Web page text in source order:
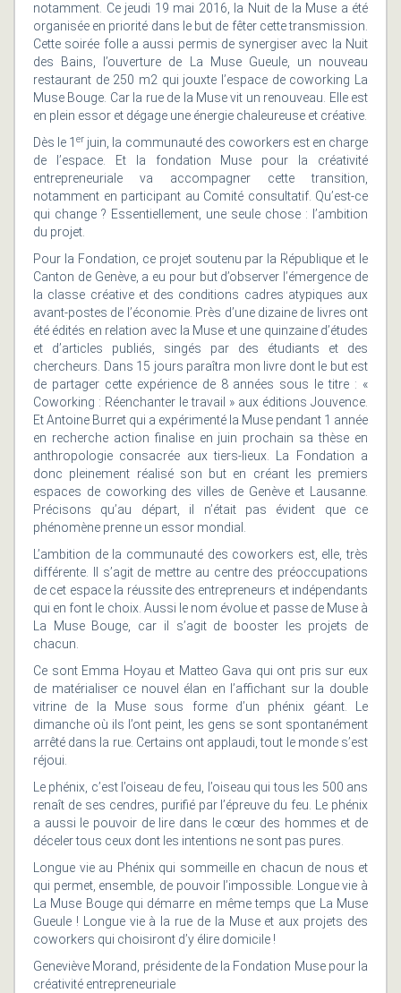
notamment. Ce jeudi 19 mai 2016, la Nuit de la Muse a été
organisée en priorité dans le but de fêter cette transmission.
Cette soirée folle a aussi permis de synergiser avec la Nuit
des Bains, l’ouverture de La Muse Gueule, un nouveau
restaurant de 250 m2 qui jouxte l’espace de coworking La
Muse Bouge. Car la rue de la Muse vit un renouveau. Elle est
en plein essor et dégage une énergie chaleureuse et créative.
Dès le 1er juin, la communauté des coworkers est en charge
de l’espace. Et la fondation Muse pour la créativité
entrepreneuriale va accompagner cette transition,
notamment en participant au Comité consultatif. Qu’est-ce
qui change ? Essentiellement, une seule chose : l’ambition
du projet.
Pour la Fondation, ce projet soutenu par la République et le
Canton de Genève, a eu pour but d’observer l’émergence de
la classe créative et des conditions cadres atypiques aux
avant-postes de l’économie. Près d’une dizaine de livres ont
été édités en relation avec la Muse et une quinzaine d’études
et d’articles publiés, singés par des étudiants et des
chercheurs. Dans 15 jours paraîtra mon livre dont le but est
de partager cette expérience de 8 années sous le titre : «
Coworking : Réenchanter le travail » aux éditions Jouvence.
Et Antoine Burret qui a expérimenté la Muse pendant 1 année
en recherche action finalise en juin prochain sa thèse en
anthropologie consacrée aux tiers-lieux. La Fondation a
donc pleinement réalisé son but en créant les premiers
espaces de coworking des villes de Genève et Lausanne.
Précisons qu’au départ, il n’était pas évident que ce
phénomène prenne un essor mondial.
L’ambition de la communauté des coworkers est, elle, très
différente. Il s’agit de mettre au centre des préoccupations
de cet espace la réussite des entrepreneurs et indépendants
qui en font le choix. Aussi le nom évolue et passe de Muse à
La Muse Bouge, car il s’agit de booster les projets de
chacun.
Ce sont Emma Hoyau et Matteo Gava qui ont pris sur eux
de matérialiser ce nouvel élan en l’affichant sur la double
vitrine de la Muse sous forme d’un phénix géant. Le
dimanche où ils l’ont peint, les gens se sont spontanément
arrêté dans la rue. Certains ont applaudi, tout le monde s’est
réjoui.
Le phénix, c’est l’oiseau de feu, l’oiseau qui tous les 500 ans
renaît de ses cendres, purifié par l’épreuve du feu. Le phénix
a aussi le pouvoir de lire dans le cœur des hommes et de
déceler tous ceux dont les intentions ne sont pas pures.
Longue vie au Phénix qui sommeille en chacun de nous et
qui permet, ensemble, de pouvoir l’impossible. Longue vie à
La Muse Bouge qui démarre en même temps que La Muse
Gueule ! Longue vie à la rue de la Muse et aux projets des
coworkers qui choisiront d’y élire domicile !
Geneviève Morand, présidente de la Fondation Muse pour la
créativité entrepreneuriale